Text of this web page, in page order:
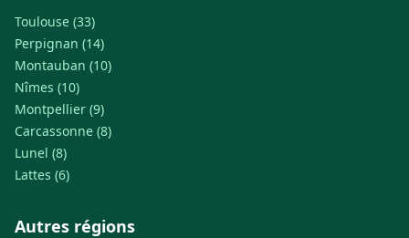
Toulouse (33)
Perpignan (14)
Montauban (10)
Nîmes (10)
Montpellier (9)
Carcassonne (8)
Lunel (8)
Lattes (6)
Autres régions